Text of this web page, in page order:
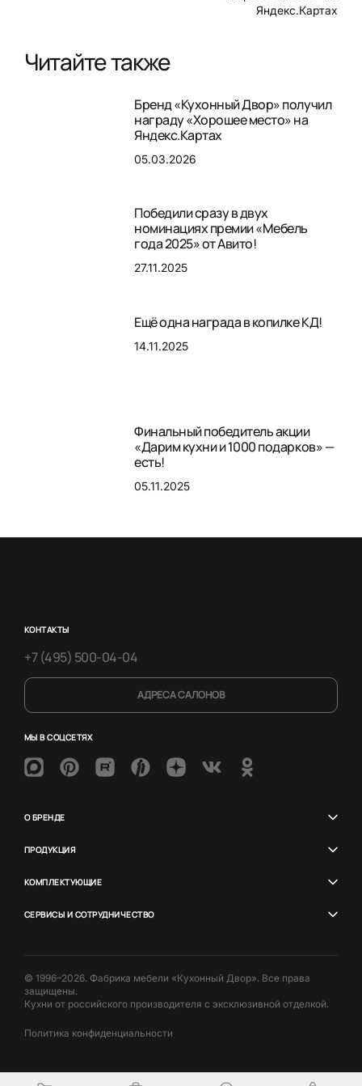
Яндекс.Картах
Читайте также
Бренд «Кухонный Двор» получил
награду «Хорошее место» на
Яндекс.Картах
05.03.2026
Победили сразу в двух
номинациях премии «Мебель
года 2025» от Авито!
27.11.2025
Ещё одна награда в копилке КД!
14.11.2025
Финальный победитель акции
«Дарим кухни и 1000 подарков» —
есть!
05.11.2025
КОНТАКТЫ
+7 (495) 500-04-04
АДРЕСА САЛОНОВ
МЫ В СОЦСЕТЯХ
О БРЕНДЕ
ПРОДУКЦИЯ
КОМПЛЕКТУЮЩИЕ
СЕРВИСЫ И СОТРУДНИЧЕСТВО
© 1996–2026. Фабрика мебели «Кухонный Двор». Все права
защищены.
Кухни от российского производителя с эксклюзивной отделкой.
Политика конфиденциальности